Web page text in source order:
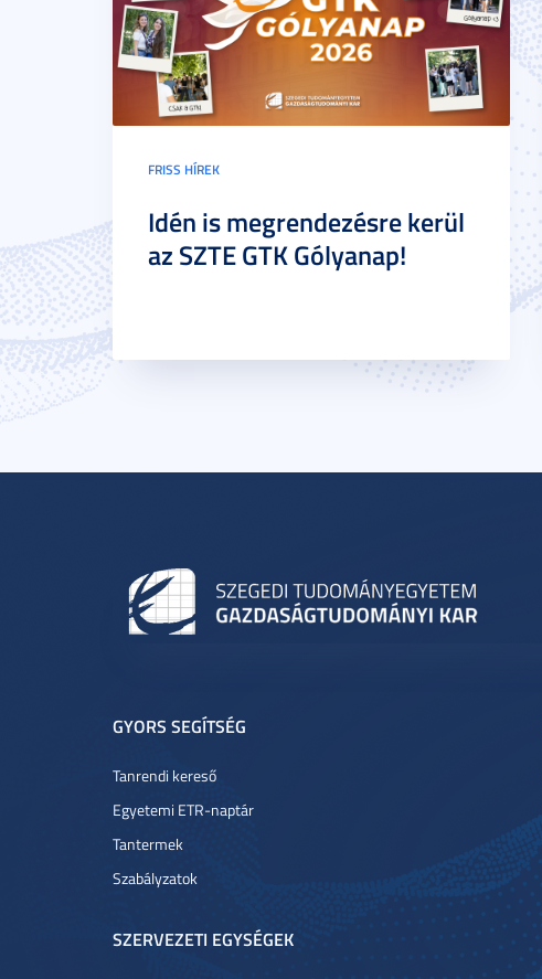
FRISS HÍREK
Idén is megrendezésre kerül
az SZTE GTK Gólyanap!
GYORS SEGÍTSÉG
Tanrendi kereső
Egyetemi ETR-naptár
Tantermek
Szabályzatok
SZERVEZETI EGYSÉGEK